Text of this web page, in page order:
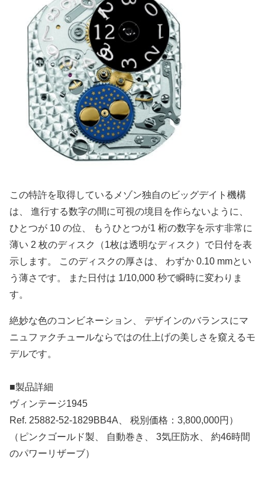
この特許を取得しているメゾン独自のビッグデイト機構
は、 進行する数字の間に可視の境目を作らないように、
ひとつが 10 の位、 もうひとつが1 桁の数字を示す非常に
薄い 2 枚のディスク（1枚は透明なディスク）で日付を表
示します。 このディスクの厚さは、 わずか 0.10 mmとい
う薄さです。 また日付は 1/10,000 秒で瞬時に変わりま
す。
絶妙な色のコンビネーション、 デザインのバランスにマ
ニュファクチュールならではの仕上げの美しさを窺えるモ
デルです。
■製品詳細
ヴィンテージ1945
Ref. 25882-52-1829BB4A、 税別価格：3,800,000円）
（ピンクゴールド製、 自動巻き、 3気圧防水、 約46時間
のパワーリザーブ）